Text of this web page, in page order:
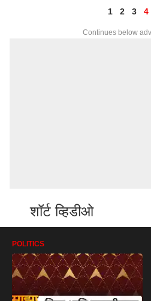
1 2 3 4
Continues below
शॉर्ट व्हिडीओ
POLITICS